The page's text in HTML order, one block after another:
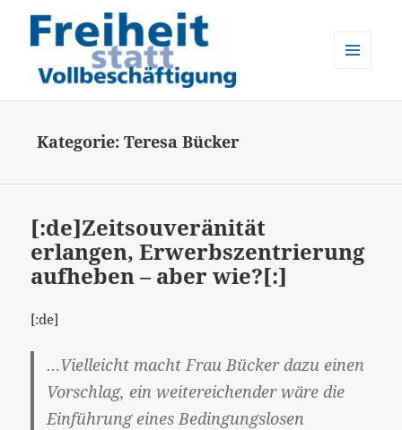
Kategorie:Teresa Bücker
[:de]Zeitsouveränität
erlangen, Erwerbszentrierung
aufheben – aber wie?[:]
[:de]
…Vielleicht macht Frau Bücker dazu einen
Vorschlag, ein weitereichender wäre die
Einführung eines Bedingungslosen